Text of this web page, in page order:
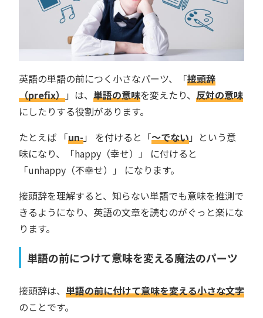
英語の単語の前につく小さなパーツ、「接頭辞
（prefix）」は、 単語の意味を変えたり、 反対の意味
にしたりする役割があります。
たとえば 「un-」 を付けると「〜でない」という意
味になり、「happy（幸せ）」 に付けると
「unhappy（不幸せ）」 になります。
接頭辞を理解すると、知らない単語でも意味を推測で
きるようになり、英語の文章を読むのがぐっと楽にな
ります。
単語の前につけて意味を変える魔法のパーツ
接頭辞は、 単語の前に付けて意味を変える小さな文字
のことです。